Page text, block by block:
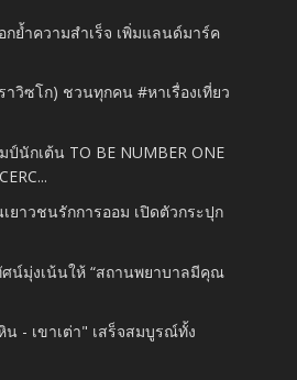
ย้ำความสำเร็จ เพิ่มแลนด์มาร์ค
าวิซโก) ชวนทุกคน #หาเรื่องเที่ยว
นักเต้น TO BE NUMBER ONE
ยาวชนรักการออม เปิดตัวกระปุก
น์มุ่งเน้นให้ “สถานพยาบาลมีคุณ
น - เขาเต่า" เสร็จสมบูรณ์ทั้ง